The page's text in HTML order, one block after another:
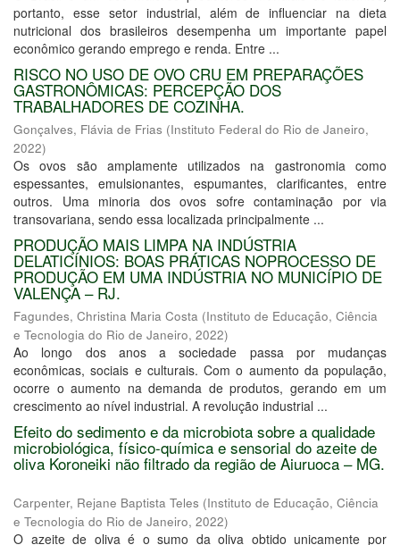
portanto, esse setor industrial, além de influenciar na dieta
nutricional dos brasileiros desempenha um importante papel
econômico gerando emprego e renda. Entre ...
RISCO NO USO DE OVO CRU EM PREPARAÇÕES
GASTRONÔMICAS: PERCEPÇÃO DOS
TRABALHADORES DE COZINHA.
Gonçalves, Flávia de Frias (Instituto Federal do Rio de Janeiro,
2022)
Os ovos são amplamente utilizados na gastronomia como
espessantes, emulsionantes, espumantes, clarificantes, entre
outros. Uma minoria dos ovos sofre contaminação por via
transovariana, sendo essa localizada principalmente ...
PRODUÇÃO MAIS LIMPA NA INDÚSTRIA
DELATICÍNIOS: BOAS PRÁTICAS NOPROCESSO DE
PRODUÇÃO EM UMA INDÚSTRIA NO MUNICÍPIO DE
VALENÇA – RJ.
Fagundes, Christina Maria Costa (Instituto de Educação, Ciência
e Tecnologia do Rio de Janeiro, 2022)
Ao longo dos anos a sociedade passa por mudanças
econômicas, sociais e culturais. Com o aumento da população,
ocorre o aumento na demanda de produtos, gerando em um
crescimento ao nível industrial. A revolução industrial ...
Efeito do sedimento e da microbiota sobre a qualidade
microbiológica, físico-química e sensorial do azeite de
oliva Koroneiki não filtrado da região de Aiuruoca – MG.
Carpenter, Rejane Baptista Teles (Instituto de Educação, Ciência
e Tecnologia do Rio de Janeiro, 2022)
O azeite de oliva é o sumo da oliva obtido unicamente por